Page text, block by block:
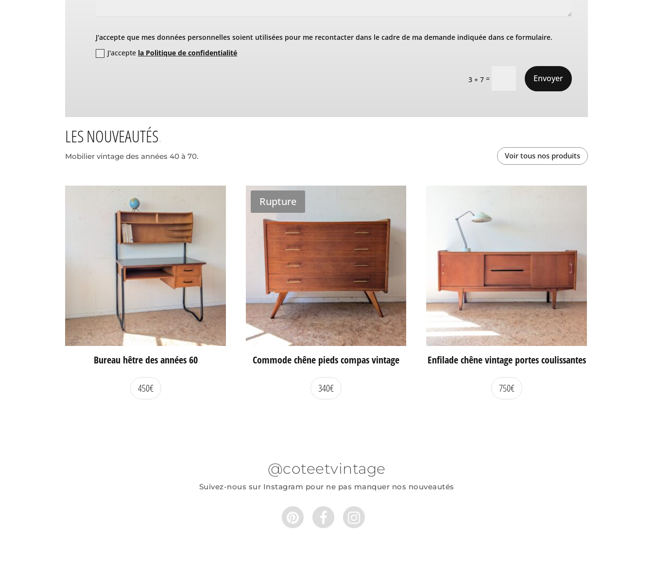
J'accepte que mes données personnelles soient utilisées pour me recontacter dans le cadre de ma demande indiquée dans ce formulaire.
J'accepte la Politique de confidentialité
3 + 7 = Envoyer
LES NOUVEAUTÉS
Mobilier vintage des années 40 à 70. Voir tous nos produits
Bureau hêtre des années 60
450€
Rupture
Commode chêne pieds compas vintage
340€
Enfilade chêne vintage portes coulissantes
750€
@coteetvintage
Suivez-nous sur Instagram pour ne pas manquer nos nouveautés